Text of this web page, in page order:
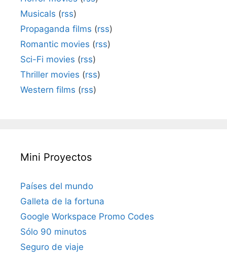
Musicals (rss)
Propaganda films (rss)
Romantic movies (rss)
Sci-Fi movies (rss)
Thriller movies (rss)
Western films (rss)
Mini Proyectos
Países del mundo
Galleta de la fortuna
Google Workspace Promo Codes
Sólo 90 minutos
Seguro de viaje